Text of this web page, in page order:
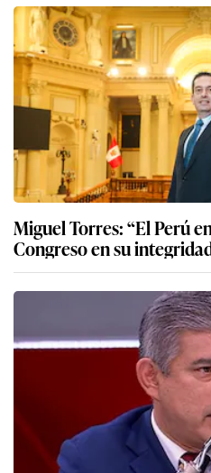
Miguel Torres: “El Perú
Congreso en su